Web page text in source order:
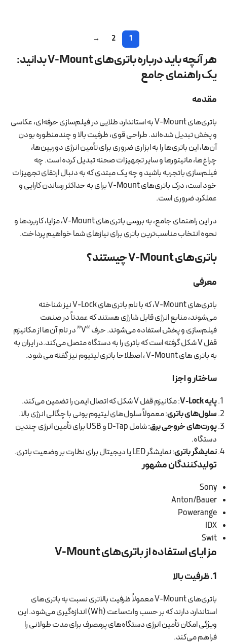
1
2
→
هر آنچه باید درباره باتری‌های V-Mount بدانید:
یک راهنمای جامع
مقدمه
باتری‌های V-Mount به استاندارد طلایی در فیلم‌سازی حرفه‌ای، عکاسی
و پخش تبدیل شده‌اند. طراحی قوی، ظرفیت بالا و چندمنظوره بودن
آن‌ها، این باتری‌ها را به ابزاری ضروری برای تأمین انرژی دوربین‌ها،
چراغ‌ها، مانیتورها و سایر تجهیزات صحنه تبدیل کرده است. چه
فیلم‌سازی باتجربه باشید و چه یک مبتدی که به دنبال ارتقای تجهیزات
خود است، درک باتری‌های V-Mount برای به حداکثر رساندن کارایی و
عملکرد ضروری است.
در این راهنمای جامع، به بررسی باتری‌های V-Mount، مزایا، کاربردها و
نحوه انتخاب مناسب‌ترین باتری برای نیازهای شما خواهیم پرداخت.
باتری‌های V-Mount چیستند؟
معرفی
باتری‌های V-Mount، که با نام باتری‌های V-Lock نیز شناخته
می‌شوند، منابع انرژی قابل شارژی هستند که عمدتاً در صنعت
فیلم‌سازی و پخش استفاده می‌شوند. حرف “V” در نام آن‌ها از مکانیزم
قفل V شکل گرفته است که باتری را به دستگاه متصل می‌کند.در ایران به
به باتری های V-Mount ، اصطلاحا باتری لیتیوم نیز گفنه می شود.
ساختار و اجزا
پایه V-Lock
: مکانیزم قفل V شکل که اتصال ایمن را تضمین می‌کند.
سلول‌های باتری: معمولاً سلول‌های لیتیوم یونی با چگالی انرژی بالا.
پورت‌های خروجی برق
: شامل D-Tap و USB برای تأمین انرژی چندین
دستگاه.
نمایشگر باتری: نمایشگر LED یا دیجیتال برای نظارت بر وضعیت باتری.
تولیدکنندگان مشهور
Sony
Anton/Bauer
Powerange
IDX
Swit
مزایای استفاده از باتری‌های V-Mount
1. ظرفیت بالا
باتری‌های V-Mount معمولاً ظرفیت بالاتری نسبت به باتری‌های
استاندارد دارند که بر حسب وات‌ساعت (Wh) اندازه‌گیری می‌شود. این
ویژگی امکان تأمین انرژی دستگاه‌های پرمصرف برای مدت طولانی را
فراهم می‌کند.